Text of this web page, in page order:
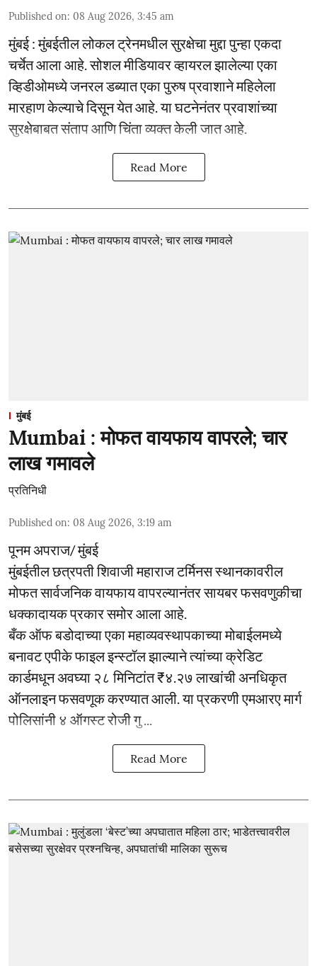
Published on: 08 Aug 2026, 3:45 am
मुंबई : मुंबईतील लोकल ट्रेनमधील सुरक्षेचा मुद्दा पुन्हा एकदा
चर्चेत आला आहे. सोशल मीडियावर व्हायरल झालेल्या एका
व्हिडीओमध्ये जनरल डब्यात एका पुरुष प्रवाशाने महिलेला
मारहाण केल्याचे दिसून येत आहे. या घटनेनंतर प्रवाशांच्या
सुरक्षेबाबत संताप आणि चिंता व्यक्त केली जात आहे.
Read More
मुंबई
Mumbai : मोफत वायफाय वापरले; चार
लाख गमावले
प्रतिनिधी
Published on: 08 Aug 2026, 3:19 am
पूनम अपराज/ मुंबई
मुंबईतील छत्रपती शिवाजी महाराज टर्मिनस स्थानकावरील
मोफत सार्वजनिक वायफाय वापरल्यानंतर सायबर फसवणुकीचा
धक्कादायक प्रकार समोर आला आहे.
बँक ऑफ बडोदाच्या एका महाव्यवस्थापकाच्या मोबाईलमध्ये
बनावट एपीके फाइल इन्स्टॉल झाल्याने त्यांच्या क्रेडिट
कार्डमधून अवघ्या २८ मिनिटांत ₹४.२७ लाखांची अनधिकृत
ऑनलाइन फसवणूक करण्यात आली. या प्रकरणी एमआरए मार्ग
पोलिसांनी ४ ऑगस्ट रोजी गु ...
Read More